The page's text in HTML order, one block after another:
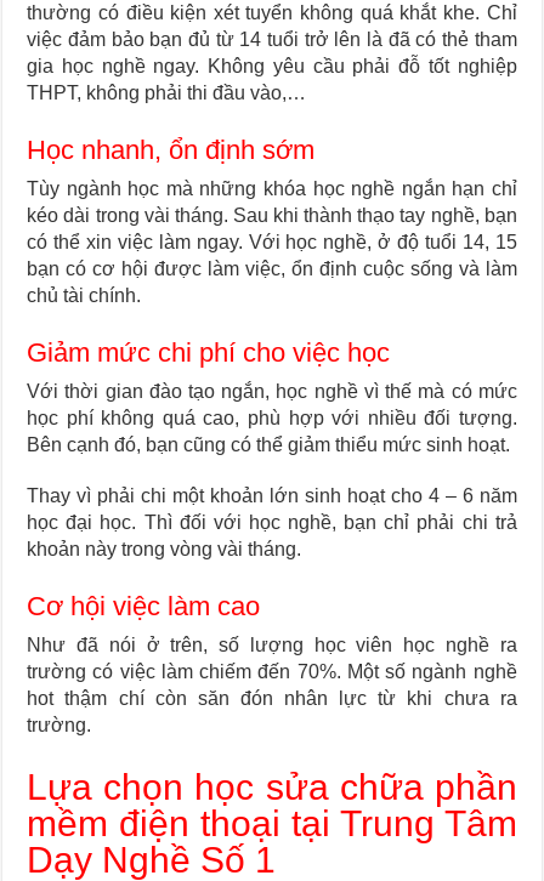
thường có điều kiện xét tuyển không quá khắt khe. Chỉ
việc đảm bảo bạn đủ từ 14 tuổi trở lên là đã có thẻ tham
gia học nghề ngay. Không yêu cầu phải đỗ tốt nghiệp
THPT, không phải thi đầu vào,…
Học nhanh, ổn định sớm
Tùy ngành học mà những khóa học nghề ngắn hạn chỉ
kéo dài trong vài tháng. Sau khi thành thạo tay nghề, bạn
có thể xin việc làm ngay. Với học nghề, ở độ tuổi 14, 15
bạn có cơ hội được làm việc, ổn định cuộc sống và làm
chủ tài chính.
Giảm mức chi phí cho việc học
Với thời gian đào tạo ngắn, học nghề vì thế mà có mức
học phí không quá cao, phù hợp với nhiều đối tượng.
Bên cạnh đó, bạn cũng có thể giảm thiểu mức sinh hoạt.
Thay vì phải chi một khoản lớn sinh hoạt cho 4 – 6 năm
học đại học. Thì đối với học nghề, bạn chỉ phải chi trả
khoản này trong vòng vài tháng.
Cơ hội việc làm cao
Như đã nói ở trên, số lượng học viên học nghề ra
trường có việc làm chiếm đến 70%. Một số ngành nghề
hot thậm chí còn săn đón nhân lực từ khi chưa ra
trường.
Lựa chọn học sửa chữa phần
mềm điện thoại tại Trung Tâm
Dạy Nghề Số 1